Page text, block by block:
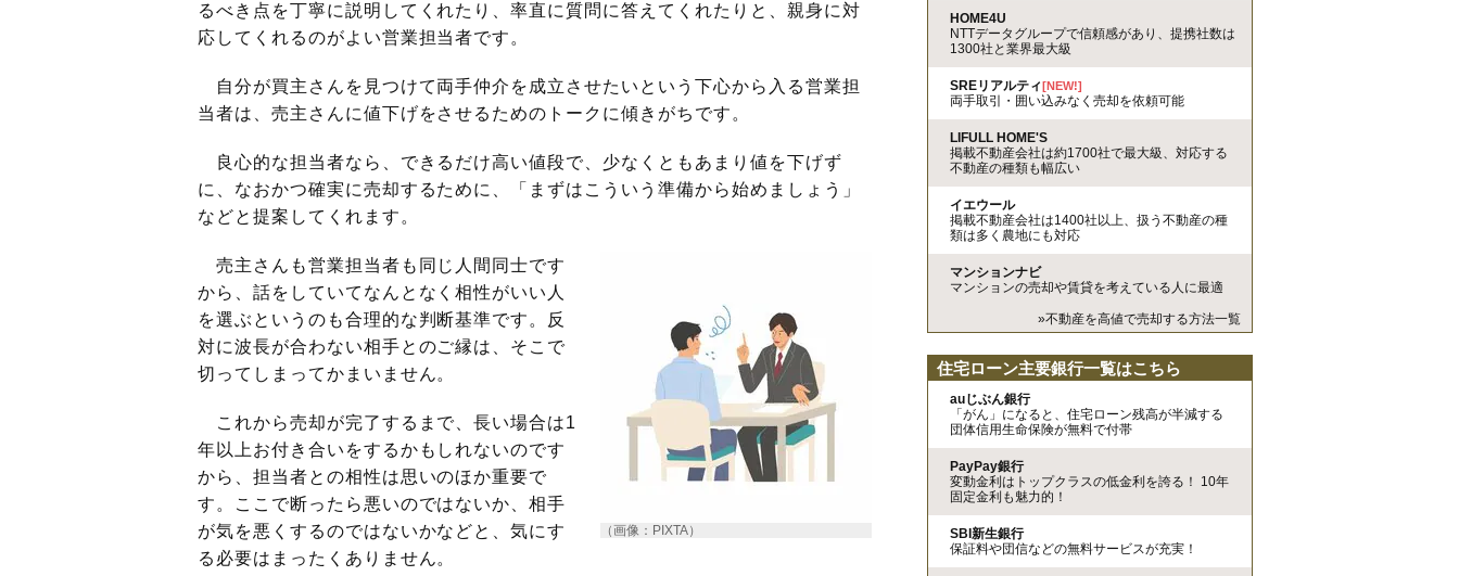
るべき点を丁寧に説明してくれたり、率直に質問に答えてくれたりと、親身に対
応してくれるのがよい営業担当者です。
自分が買主さんを見つけて両手仲介を成立させたいという下心から入る営業担
当者は、売主さんに値下げをさせるためのトークに傾きがちです。
良心的な担当者なら、できるだけ高い値段で、少なくともあまり値を下げず
に、なおかつ確実に売却するために、「まずはこういう準備から始めましょう」
などと提案してくれます。
（画像：PIXTA）
売主さんも営業担当者も同じ人間同士です
から、話をしていてなんとなく相性がいい人
を選ぶというのも合理的な判断基準です。反
対に波長が合わない相手とのご縁は、そこで
切ってしまってかまいません。
これから売却が完了するまで、長い場合は1
年以上お付き合いをするかもしれないのです
から、担当者との相性は思いのほか重要で
す。ここで断ったら悪いのではないか、相手
が気を悪くするのではないかなどと、気にす
る必要はまったくありません。
HOME4U
NTTデータグループで信頼感があり、提携社数は
1300社と業界最大級
SREリアルティ[NEW!]
両手取引・囲い込みなく売却を依頼可能
LIFULL HOME'S
掲載不動産会社は約1700社で最大級、対応する
不動産の種類も幅広い
イエウール
掲載不動産会社は1400社以上、扱う不動産の種
類は多く農地にも対応
マンションナビ
マンションの売却や賃貸を考えている人に最適
»不動産を高値で売却する方法一覧
住宅ローン主要銀行一覧はこちら
auじぶん銀行
「がん」になると、住宅ローン残高が半減する
団体信用生命保険が無料で付帯
PayPay銀行
変動金利はトップクラスの低金利を誇る！ 10年
固定金利も魅力的！
SBI新生銀行
保証料や団信などの無料サービスが充実！